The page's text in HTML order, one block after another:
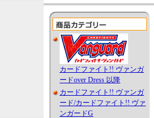
カードファイト!! ヴァンガ
ードover Dress 以降
カードファイト!! ヴァンガ
ード/カードファイト!! ヴァ
ンガードG